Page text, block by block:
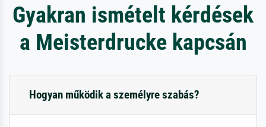
Gyakran ismételt kérdések
a Meisterdrucke kapcsán
Hogyan működik a személyre szabás?